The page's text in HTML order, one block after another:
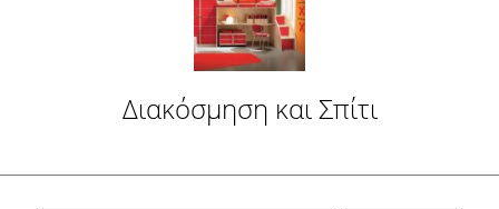
Διακόσμηση και Σπίτι